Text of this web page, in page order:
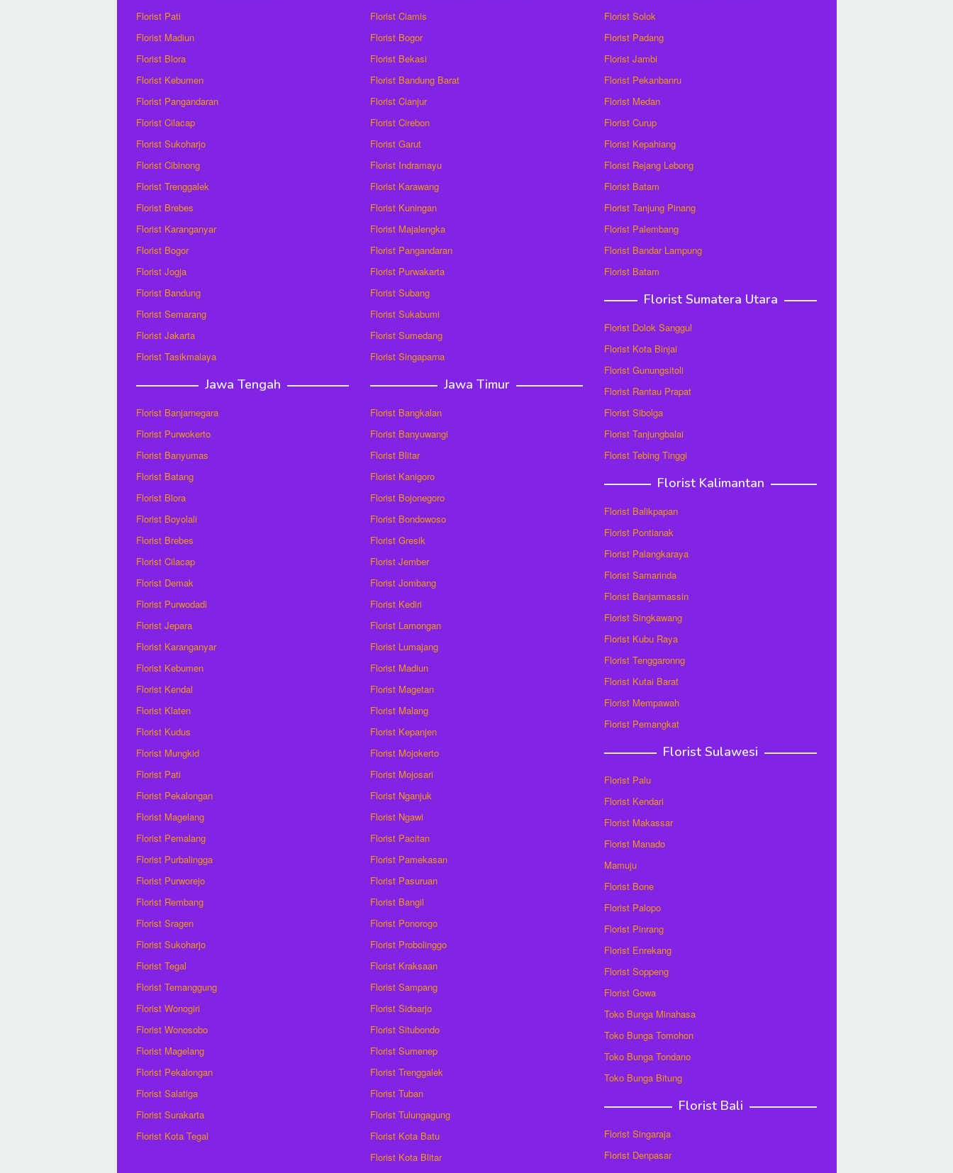
Florist Pati
Florist Madiun
Florist Blora
Florist Kebumen
Florist Pangandaran
Florist Cilacap
Florist Sukoharjo
Florist Cibinong
Florist Trenggalek
Florist Brebes
Florist Karanganyar
Florist Bogor
Florist Jogja
Florist Bandung
Florist Semarang
Florist Jakarta
Florist Tasikmalaya
Jawa Tengah
Florist Banjarnegara
Florist Purwokerto
Florist Banyumas
Florist Batang
Florist Blora
Florist Boyolali
Florist Brebes
Florist Cilacap
Florist Demak
Florist Purwodadi
Florist Jepara
Florist Karanganyar
Florist Kebumen
Florist Kendal
Florist Klaten
Florist Kudus
Florist Mungkid
Florist Pati
Florist Pekalongan
Florist Magelang
Florist Pemalang
Florist Purbalingga
Florist Purworejo
Florist Rembang
Florist Sragen
Florist Sukoharjo
Florist Tegal
Florist Temanggung
Florist Wonogiri
Florist Wonosobo
Florist Magelang
Florist Pekalongan
Florist Salatiga
Florist Surakarta
Florist Kota Tegal
Florist Ciamis
Florist Bogor
Florist Bekasi
Florist Bandung Barat
Florist Cianjur
Florist Cirebon
Florist Garut
Florist Indramayu
Florist Karawang
Florist Kuningan
Florist Majalengka
Florist Pangandaran
Florist Purwakarta
Florist Subang
Florist Sukabumi
Florist Sumedang
Florist Singaparna
Jawa Timur
Florist Bangkalan
Florist Banyuwangi
Florist Blitar
Florist Kanigoro
Florist Bojonegoro
Florist Bondowoso
Florist Gresik
Florist Jember
Florist Jombang
Florist Kediri
Florist Lamongan
Florist Lumajang
Florist Madiun
Florist Magetan
Florist Malang
Florist Kepanjen
Florist Mojokerto
Florist Mojosari
Florist Nganjuk
Florist Ngawi
Florist Pacitan
Florist Pamekasan
Florist Pasuruan
Florist Bangil
Florist Ponorogo
Florist Probolinggo
Florist Kraksaan
Florist Sampang
Florist Sidoarjo
Florist Situbondo
Florist Sumenep
Florist Trenggalek
Florist Tuban
Florist Tulungagung
Florist Kota Batu
Florist Kota Blitar
Florist Solok
Florist Padang
Florist Jambi
Florist Pekanbanru
Florist Medan
Florist Curup
Florist Kepahiang
Florist Rejang Lebong
Florist Batam
Florist Tanjung Pinang
Florist Palembang
Florist Bandar Lampung
Florist Batam
Florist Sumatera Utara
Florist Dolok Sanggul
Florist Kota Binjai
Florist Gunungsitoli
Florist Rantau Prapat
Florist Sibolga
Florist Tanjungbalai
Florist Tebing Tinggi
Florist Kalimantan
Florist Balikpapan
Florist Pontianak
Florist Palangkaraya
Florist Samarinda
Florist Banjarmassin
Florist Singkawang
Florist Kubu Raya
Florist Tenggaronng
Florist Kutai Barat
Florist Mempawah
Florist Pemangkat
Florist Sulawesi
Florist Palu
Florist Kendari
Florist Makassar
Florist Manado
Mamuju
Florist Bone
Florist Palopo
Florist Pinrang
Florist Enrekang
Florist Soppeng
Florist Gowa
Toko Bunga Minahasa
Toko Bunga Tomohon
Toko Bunga Tondano
Toko Bunga Bitung
Florist Bali
Florist Singaraja
Florist Denpasar